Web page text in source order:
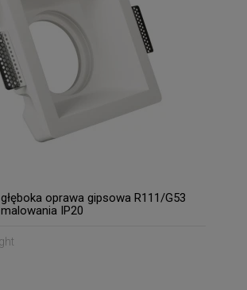
oprawa gipsowa R111/G53
IP20